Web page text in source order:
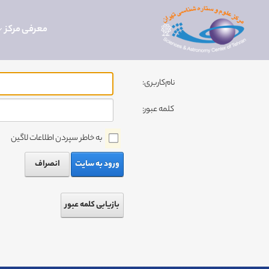
معرفی مرکز
نام‌کاربری:
کلمه عبور:
به خاطر سپردن اطلاعات لاگین
ورود به سایت
انصراف
بازیابی کلمه عبور